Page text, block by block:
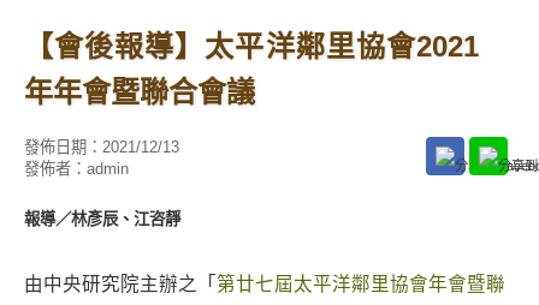
【會後報導】太平洋鄰里協會2021
年年會暨聯合會議
發佈日期： 2021/12/13
發佈者： admin
報導／林彥辰、江咨靜
由中央研究院主辦之「 第廿七屆太平洋鄰里協會年會暨聯